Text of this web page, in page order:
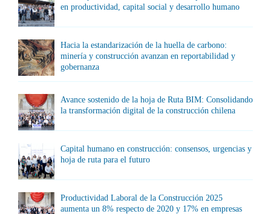
en productividad, capital social y desarrollo humano
Hacia la estandarización de la huella de carbono:
minería y construcción avanzan en reportabilidad y
gobernanza
Avance sostenido de la hoja de Ruta BIM: Consolidando
la transformación digital de la construcción chilena
Capital humano en construcción: consensos, urgencias y
hoja de ruta para el futuro
Productividad Laboral de la Construcción 2025
aumenta un 8% respecto de 2020 y 17% en empresas